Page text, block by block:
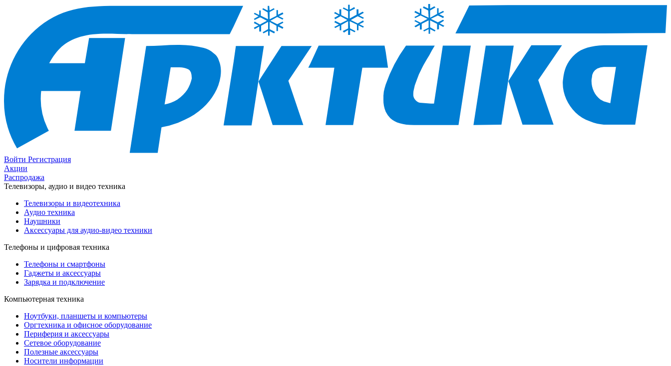
Войти Регистрация
Акции
Распродажа
Телевизоры, аудио и видео техника
Телевизоры и видеотехника
Аудио техника
Наушники
Аксессуары для аудио-видео техники
Телефоны и цифровая техника
Телефоны и смартфоны
Гаджеты и аксессуары
Зарядка и подключение
Компьютерная техника
Ноутбуки, планшеты и компьютеры
Оргтехника и офисное оборудование
Периферия и аксессуары
Cетевое оборудование
Полезные аксессуары
Носители информации